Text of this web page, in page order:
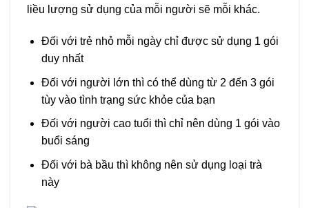
liều lượng sử dụng của mỗi người sẽ mỗi khác.
Đối với trẻ nhỏ mỗi ngày chỉ được sử dụng 1 gói
duy nhất
Đối với người lớn thì có thể dùng từ 2 đến 3 gói
tùy vào tình trạng sức khỏe của bạn
Đối với người cao tuổi thì chỉ nên dùng 1 gói vào
buổi sáng
Đối với bà bầu thì không nên sử dụng loại trà
này